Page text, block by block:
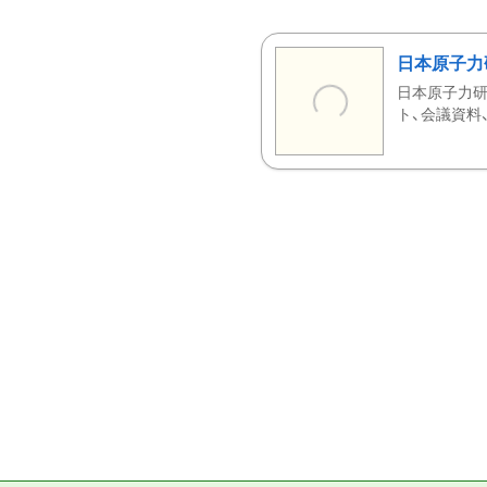
日本原子
日本原子力
ト、会議資